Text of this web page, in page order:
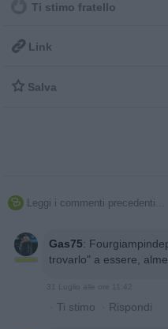
Ti stimo fratello
 Link
 Salva
 Leggi i commenti precedenti...
Gas75:
trovarlo" a essere,
· Ti stimo · Rispondi